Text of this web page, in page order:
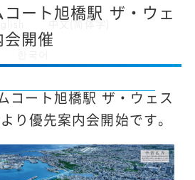
中文(简体字)
ート旭橋駅 ザ・ウェ
開催
コート旭橋駅 ザ・ウェス
り優先案内会開始です。